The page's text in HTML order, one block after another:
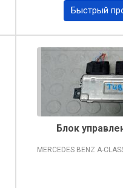
Быстрый
Блок
MERCEDES BENZ A-